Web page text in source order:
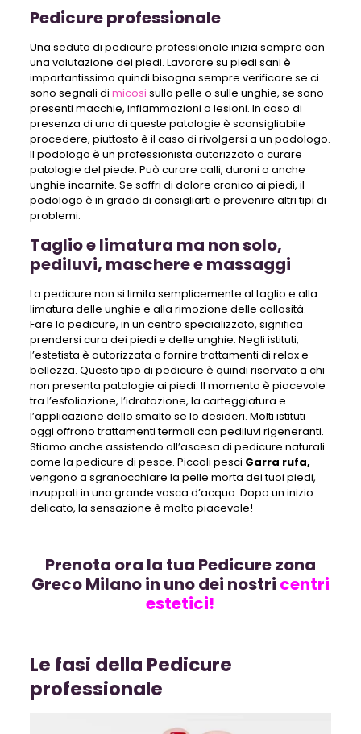
Pedicure professionale
Una seduta di pedicure professionale inizia sempre con
una valutazione dei piedi. Lavorare su piedi sani è
importantissimo quindi bisogna sempre verificare se ci
sono segnali di micosi sulla pelle o sulle unghie, se sono
presenti macchie, infiammazioni o lesioni. In caso di
presenza di una di queste patologie è sconsigliabile
procedere, piuttosto è il caso di rivolgersi a un podologo.
Il podologo è un professionista autorizzato a curare
patologie del piede. Può curare calli, duroni o anche
unghie incarnite. Se soffri di dolore cronico ai piedi, il
podologo è in grado di consigliarti e prevenire altri tipi di
problemi.
Taglio e limatura ma non solo,
pediluvi, maschere e massaggi
La pedicure non si limita semplicemente al taglio e alla
limatura delle unghie e alla rimozione delle callosità.
Fare la pedicure, in un centro specializzato, significa
prendersi cura dei piedi e delle unghie. Negli istituti,
l’estetista è autorizzata a fornire trattamenti di relax e
bellezza. Questo tipo di pedicure è quindi riservato a chi
non presenta patologie ai piedi. Il momento è piacevole
tra l’esfoliazione, l’idratazione, la carteggiatura e
l’applicazione dello smalto se lo desideri. Molti istituti
oggi offrono trattamenti termali con pediluvi rigeneranti.
Stiamo anche assistendo all’ascesa di pedicure naturali
come la pedicure di pesce. Piccoli pesci Garra rufa,
vengono a sgranocchiare la pelle morta dei tuoi piedi,
inzuppati in una grande vasca d’acqua. Dopo un inizio
delicato, la sensazione è molto piacevole!
Prenota ora la tua Pedicure zona
Greco Milano in uno dei nostri centri
estetici!
Le fasi della Pedicure
professionale